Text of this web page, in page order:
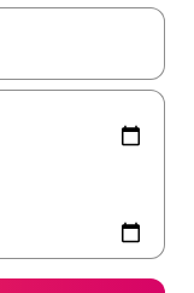
si ich prechádzať